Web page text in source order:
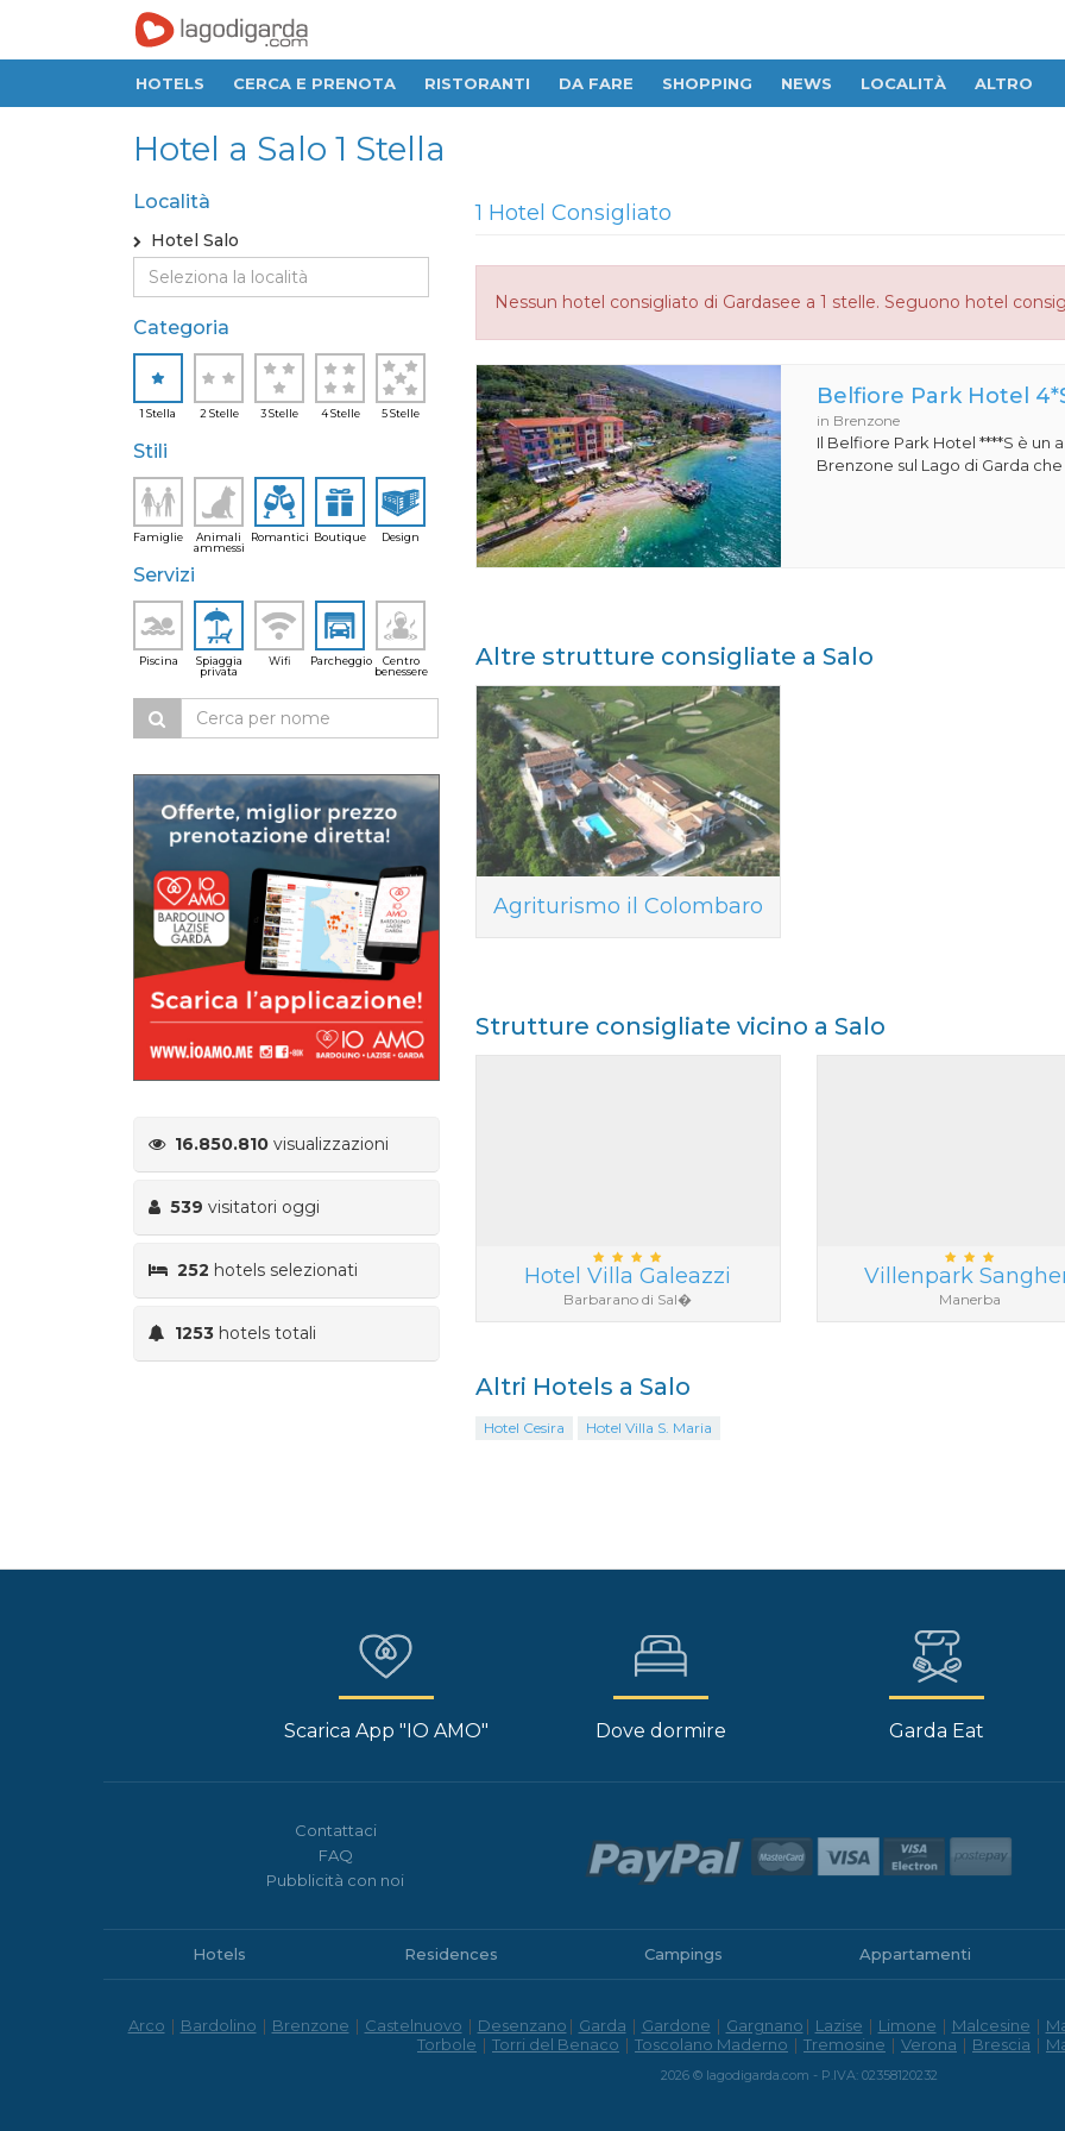
HOTELS CERCA E PRENOTA RISTORANTI DA FARE SHOPPING NEWS LOCALITÀ ALTRO
Hotel a Salo 1 Stella
Località
Hotel Salo
Categoria
1 Stella 2 Stelle 3 Stelle 4 Stelle 5 Stelle
Stili
Famiglie
Animali
ammessi
Romantici Boutique Design
Servizi
Piscina
Spiaggia
privata
Wifi Parcheggio
Centro
benessere
16.850.810 visualizzazioni
539 visitatori oggi
252 hotels selezionati
1253 hotels totali
1 Hotel Consigliato
Nessun hotel consigliato di Gardasee a 1 stelle. Seguono hotel
Belfiore Park Hotel
in Brenzone
Il Belfiore Park Hotel ****S è un
Brenzone sul Lago di Garda che
Altre strutture consigliate a Salo
Agriturismo il Colombaro
Strutture consigliate vicino a Salo
Hotel Villa Galeazzi
Barbarano di Sal�
Villenpark
Manerba
Altri Hotels a Salo
Hotel Cesira Hotel Villa S. Maria
Scarica App "IO AMO" Dove dormire Garda Eat
Contattaci
FAQ
Pubblicità con noi
Hotels Residences Campings Appartamenti
Arco | Bardolino | Brenzone | Castelnuovo | Desenzano | Garda | Gardone | Gargnano | Lazise | Limone | Malcesine |
Torbole | Torri del Benaco | Toscolano Maderno | Tremosine | Verona | Brescia |
2026 © lagodigarda.com - P.IVA: 02358120232